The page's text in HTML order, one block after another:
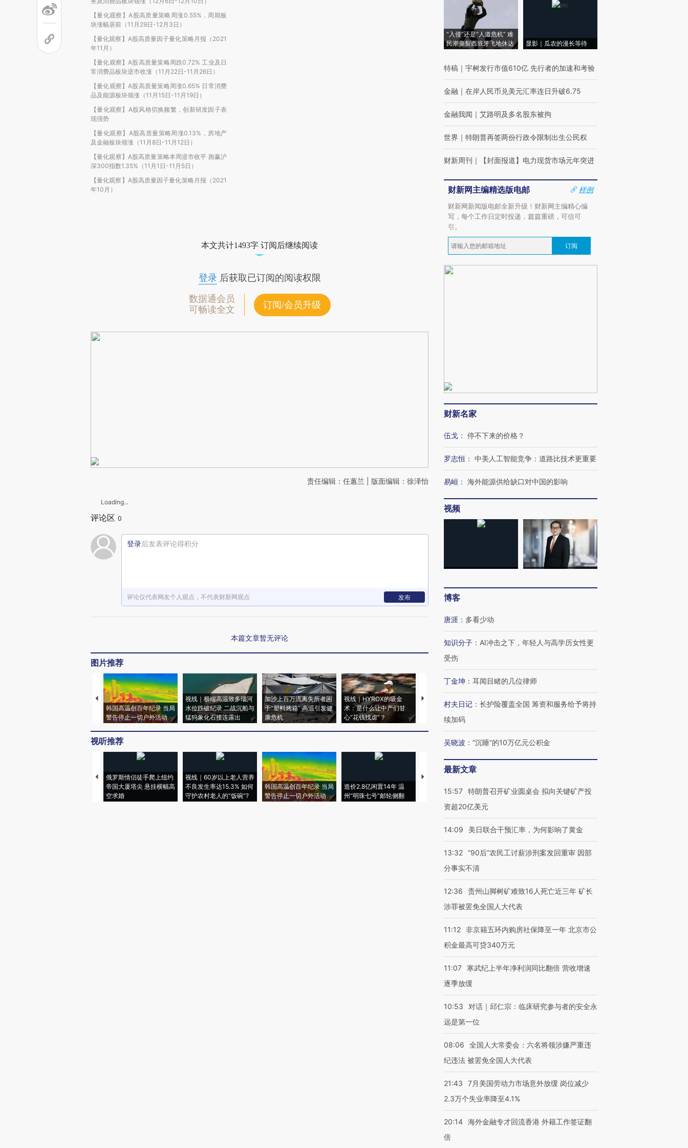
【量化观察】A股高质量策略周涨0.55%，周期板
块涨幅居前（11月29日-12月3日）
【量化观察】A股高质量因子量化策略月报（2021
年11月）
【量化观察】A股高质量策略周跌0.72% 工业及日
常消费品板块逆市收涨（11月22日-11月26日）
【量化观察】A股高质量策略周涨0.65% 日常消费
品及能源板块领涨（11月15日-11月19日）
【量化观察】A股风格切换频繁，创新研发因子表
现强势
【量化观察】A股高质量策略周涨0.13%，房地产
及金融板块领涨（11月8日-11月12日）
【量化观察】A股高质量策略本周逆市收平 跑赢沪
深300指数1.35%（11月1日-11月5日）
【量化观察】A股高质量因子量化策略月报（2021
年10月）
本文共计1493字 订阅后继续阅读
登录后获取已订阅的阅读权限
数据通会员
可畅读全文
订阅/会员升级
责任编辑：任蕙兰 | 版面编辑：徐泽怡
Loading...
评论区 0
登录后发表评论得积分
评论仅代表网友个人观点，不代表财新网观点 发布
本篇文章暂无评论
图片推荐
韩国高温创百年纪录 当局
警告停止一切户外活动
视线｜极端高温致多瑙河
水位跌破纪录 二战沉船与
猛犸象化石接连露出
加沙上百万流离失所者困
于“塑料烤箱” 高温引发健
康危机
视线｜HYROX的吸金
术：是什么让中产们甘
心“花钱找虐”？
马航飞行员跨国走私7万
粒摇头丸 尿检体内含3种
视线｜被称为“蟑螂”的印
度Z世代 用街头抗争将教
视线｜“入侵”还是“人道危
机”？难民潮撕裂西班牙
视听推荐
俄罗斯情侣徒手爬上纽约
帝国大厦塔尖 悬挂横幅高
空求婚
视线｜60岁以上老人营养
不良发生率达15.3% 如何
守护农村老人的“饭碗”?
韩国高温创百年纪录 当局
警告停止一切户外活动
造价2.8亿闲置14年 温
州“明珠七号”邮轮侧翻
特朗普出席葬礼疑似打瞌
睡引争议 白宫怒斥批评
者“堕落的白痴”
38岁梅西上演帽子戏法
阿根廷3-0阿尔及利亚
水位跌破纪录 二战沉船与
猛犸象化石接连露出
“入侵”还是“人道危机” 难
民潮撕裂西班牙飞地休达
显影｜瓜农的漫长等待
特稿 ｜ 宇树发行市值610亿 先行者的加速和考验
金融 ｜ 在岸人民币兑美元汇率连日升破6.75
金融我闻 ｜ 艾路明及多名股东被拘
世界 ｜ 特朗普再签两份行政令限制出生公民权
财新周刊 ｜ 【封面报道】电力现货市场元年突进
财新网主编精选版电邮
样例
财新网新闻版电邮全新升级！财新网主编精心编
写，每个工作日定时投递，篇篇重磅，可信可
引。
订阅
财新名家
伍戈 ： 停不下来的价格？
罗志恒 ： 中美人工智能竞争：道路比技术更重要
易峘 ： 海外能源供给缺口对中国的影响
视频
博客
唐涯 ： 多看少动
知识分子 ： AI冲击之下，年轻人与高学历女性更
受伤
丁金坤 ： 耳闻目睹的几位律师
村夫日记 ： 长护险覆盖全国 筹资和服务给予将持
续加码
吴晓波 ： “沉睡”的10万亿元公积金
最新文章
15:57 特朗普召开矿业圆桌会 拟向关键矿产投
资超20亿美元
14:09 美日联合干预汇率，为何影响了黄金
13:32 “90后”农民工讨薪涉刑案发回重审 因部
分事实不清
12:36
贵州山脚树矿难致16人死亡近三年 矿长
涉罪被罢免全国人大代表
11:12 非京籍五环内购房社保降至一年 北京市公
积金最高可贷340万元
11:07
寒武纪上半年净利润同比翻倍 营收增速
逐季放缓
10:53
对话｜邱仁宗：临床研究参与者的安全永
远是第一位
08:06
全国人大常委会：六名将领涉嫌严重违
纪违法 被罢免全国人大代表
21:43
7月美国劳动力市场意外放缓 岗位减少
2.3万个失业率降至4.1%
20:14 海外金融专才回流香港 外籍工作签证翻
倍